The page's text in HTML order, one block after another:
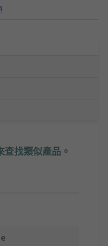
找類似產品。